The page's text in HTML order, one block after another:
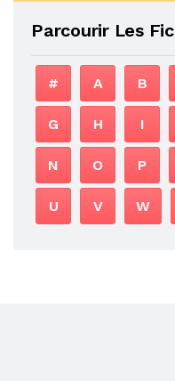
Parcourir Les
# A B
G H I
N O P
U V W